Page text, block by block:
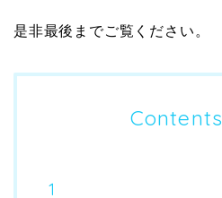
是非最後までご覧ください。
Contents